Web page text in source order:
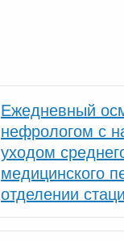
Ежедневный
нефрологом с
уходом
медицинского
отделении